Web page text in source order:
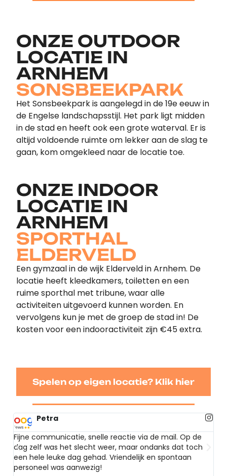
ONZE OUTDOOR
LOCATIE IN
ARNHEM
SONSBEEKPARK
Het Sonsbeekpark is aangelegd in de 19e eeuw in
de Engelse landschapsstijl. Het park ligt midden
in de stad en heeft ook een grote waterval. Er is
altijd voldoende ruimte om lekker aan de slag te
gaan, kom omgekleed naar de locatie toe.
ONZE INDOOR
LOCATIE IN
ARNHEM
SPORTHAL
ELDERVELD
Een gymzaal in de wijk Elderveld in Arnhem. De
locatie heeft kleedkamers, toiletten en een
ruime sporthal met tribune, waar alle
activiteiten uitgevoerd kunnen worden. En
vervolgens kun je met de groep de stad in! De
kosten voor een indooractiviteit zijn €45 extra.
Spelen op eigen locatie? Klik hier
Petra
Fijne communicatie, snelle reactie via de mail. Op de
dag zelf was het slecht weer, maar ondanks dat toch
een hele leuke dag gehad. Vriendelijk en spontaan
personeel was aanwezig!